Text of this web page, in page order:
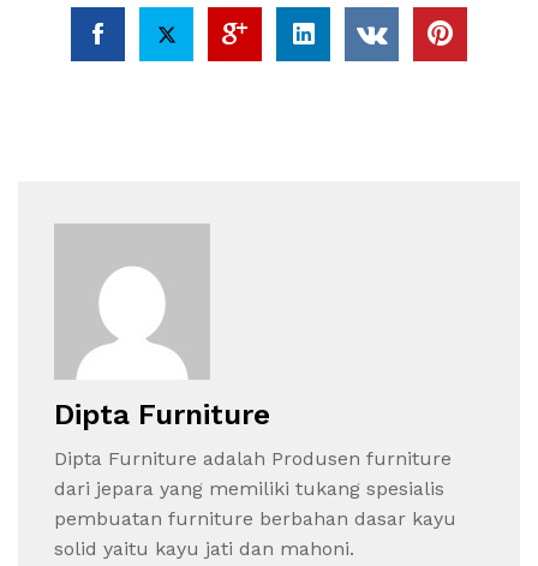
Dipta Furniture
Dipta Furniture adalah Produsen furniture
dari jepara yang memiliki tukang spesialis
pembuatan furniture berbahan dasar kayu
solid yaitu kayu jati dan mahoni.